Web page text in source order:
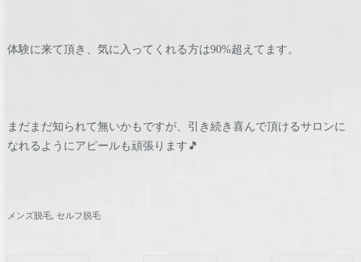
体験に来て頂き、気に入ってくれる方は90%超えてます。
まだまだ知られて無いかもですが、引き続き喜んで頂けるサロンに
なれるようにアピールも頑張ります🎵
メンズ脱毛 セルフ脱毛